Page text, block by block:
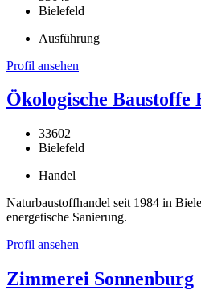
Bielefeld
Ausführung
Profil ansehen
Ökologische
33602
Bielefeld
Handel
Naturbaustoffhandel seit 1984 in
energetische Sanierung.
Profil ansehen
Zimmerei Sonnenburg